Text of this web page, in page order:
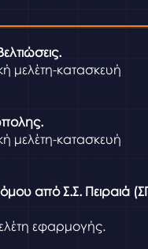
μελέτη-κατασκευή
μελέτη-κατασκευή
από Σ.Σ. Πειραιά
εφαρμογής.